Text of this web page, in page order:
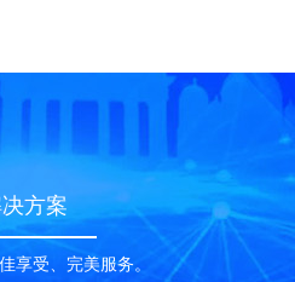
方案
享受、完美服务。